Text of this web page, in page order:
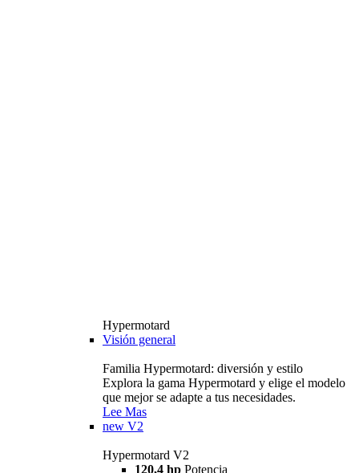
Hypermotard
Visión general
Familia Hypermotard: diversión y estilo
Explora la gama Hypermotard y elige el modelo
que mejor se adapte a tus necesidades.
Lee Mas
new V2
Hypermotard V2
120,4 hp Potencia